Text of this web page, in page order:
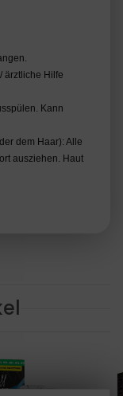
ärztliche Hilfe
Kann
dem Haar): Alle
ausziehen. Haut